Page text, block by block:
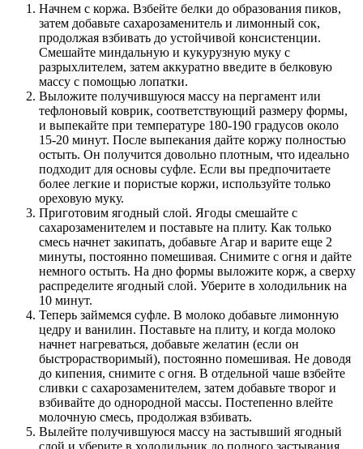
Начнем с коржа. Взбейте белки до образования пиков,
затем добавьте сахарозаменитель и лимонный сок,
продолжая взбивать до устойчивой консистенции.
Смешайте миндальную и кукурузную муку с
разрыхлителем, затем аккуратно введите в белковую
массу с помощью лопатки.
Выложите получившуюся массу на пергамент или
тефлоновый коврик, соответствующий размеру формы,
и выпекайте при температуре 180-190 градусов около
15-20 минут. После выпекания дайте коржу полностью
остыть. Он получится довольно плотным, что идеально
подходит для основы суфле. Если вы предпочитаете
более легкие и пористые коржи, используйте только
ореховую муку.
Приготовим ягодный слой. Ягоды смешайте с
сахарозаменителем и поставьте на плиту. Как только
смесь начнет закипать, добавьте Агар и варите еще 2
минуты, постоянно помешивая. Снимите с огня и дайте
немного остыть. На дно формы выложите корж, а сверху
распределите ягодный слой. Уберите в холодильник на
10 минут.
Теперь займемся суфле. В молоко добавьте лимонную
цедру и ванилин. Поставьте на плиту, и когда молоко
начнет нагреваться, добавьте желатин (если он
быстрорастворимый), постоянно помешивая. Не доводя
до кипения, снимите с огня. В отдельной чаше взбейте
сливки с сахарозаменителем, затем добавьте творог и
взбивайте до однородной массы. Постепенно влейте
молочную смесь, продолжая взбивать.
Вылейте получившуюся массу на застывший ягодный
слой и уберите в холодильник до полного застывания